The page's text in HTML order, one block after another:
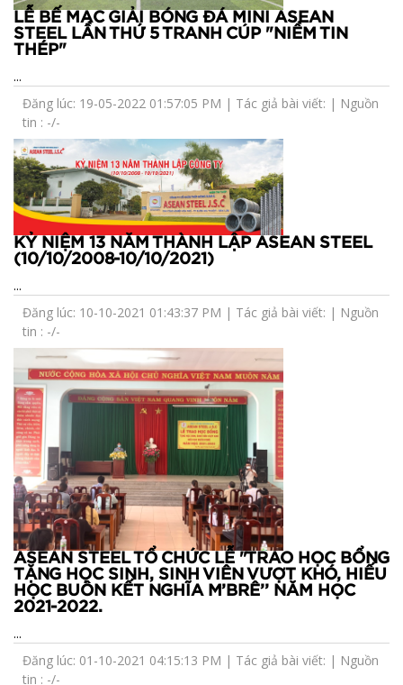
LỄ BẾ MẠC GIẢI BÓNG ĐÁ MINI ASEAN
STEEL LẦN THỨ 5 TRANH CÚP "NIỀM TIN
THÉP"
...
Đăng lúc: 19-05-2022 01:57:05 PM | Tác giả bài viết: | Nguồn
tin : -/-
KỶ NIỆM 13 NĂM THÀNH LẬP ASEAN STEEL
(10/10/2008-10/10/2021)
...
Đăng lúc: 10-10-2021 01:43:37 PM | Tác giả bài viết: | Nguồn
tin : -/-
ASEAN STEEL TỔ CHỨC LỄ "TRAO HỌC BỔNG
TẶNG HỌC SINH, SINH VIÊN VƯỢT KHÓ, HIẾU
HỌC BUÔN KẾT NGHĨA M’BRÊ’’ NĂM HỌC
2021-2022.
...
Đăng lúc: 01-10-2021 04:15:13 PM | Tác giả bài viết: | Nguồn
tin : -/-